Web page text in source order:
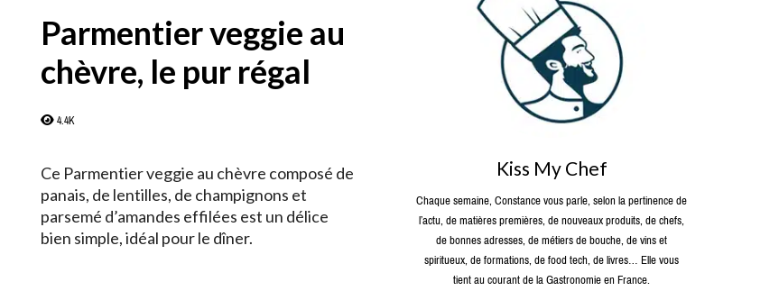
Parmentier veggie au
chèvre, le pur régal
4.4K
Ce Parmentier veggie au chèvre composé de
panais, de lentilles, de champignons et
parsemé d’amandes effilées est un délice
bien simple, idéal pour le dîner.
Kiss My Chef
Chaque semaine, Constance vous parle, selon la pertinence de
l’actu, de matières premières, de nouveaux produits, de chefs,
de bonnes adresses, de métiers de bouche, de vins et
spiritueux, de formations, de food tech, de livres… Elle vous
tient au courant de la Gastronomie en France.